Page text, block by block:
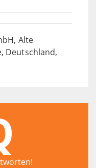
Alte
Deutschland,